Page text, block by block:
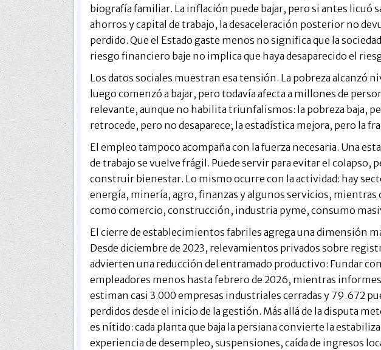
biografía familiar. La inflación puede bajar, pero si antes licuó
ahorros y capital de trabajo, la desaceleración posterior no
perdido. Que el Estado gaste menos no significa que la
riesgo financiero baje no implica que haya desaparecido el
Los datos sociales muestran esa tensión. La pobreza alcanzó
luego comenzó a bajar, pero todavía afecta a millones de
relevante, aunque no habilita triunfalismos: la pobreza baja,
retrocede, pero no desaparece; la estadística mejora, pero la
El empleo tampoco acompaña con la fuerza necesaria. Una
de trabajo se vuelve frágil. Puede servir para evitar el colapso,
construir bienestar. Lo mismo ocurre con la actividad: hay
energía, minería, agro, finanzas y algunos servicios, mientras
como comercio, construcción, industria pyme, consumo
El cierre de establecimientos fabriles agrega una dimensión
Desde diciembre de 2023, relevamientos privados sobre
advierten una reducción del entramado productivo: Fundar
empleadores menos hasta febrero de 2026, mientras
estiman casi 3.000 empresas industriales cerradas y 79.672
perdidos desde el inicio de la gestión. Más allá de la disputa
es nítido: cada planta que baja la persiana convierte la
experiencia de desempleo, suspensiones, caída de ingresos